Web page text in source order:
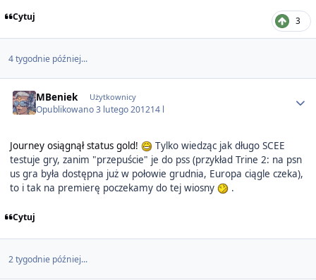
Cytuj 3
4 tygodnie później...
MBeniek Użytkownicy
Opublikowano3 lutego 201214 l
Journey osiągnął status gold!
Tylko wiedząc jak długo SCEE
testuje gry, zanim "przepuście" je do pss (przykład Trine 2: na psn
us gra była dostępna już w połowie grudnia, Europa ciągle czeka),
to i tak na premierę poczekamy do tej wiosny
.
Cytuj
2 tygodnie później...